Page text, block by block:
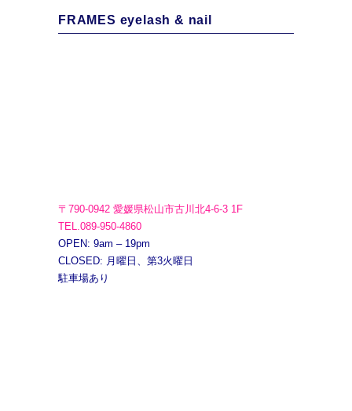
FRAMES eyelash & nail
〒790-0942 愛媛県松山市古川北4-6-3 1F
TEL.089-950-4860
OPEN: 9am – 19pm
CLOSED: 月曜日、第3火曜日
駐車場あり